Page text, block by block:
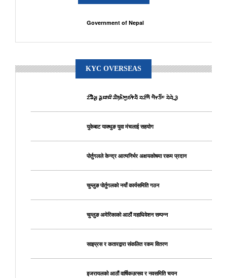
Government of Nepal
KYC OVERSEAS
ᤁᤡᤕᤠᤆᤢ ᤕᤢᤀᤣᤀᤡ ᤑᤥ᤹ᤌᤥᤛᤢᤎᤡᤶᤔᤠ ᤔᤏᤡᤛᤠ ᤗᤠᤶᤍᤠ᤺ᤰ ᤔᤧᤔᤧᤳᤋᤢ
युकेबाट याक्थुङ युवा मंचलाई सहयोग
पोर्तुगलले केन्द्र आत्मनिर्भर अक्षयकोषमा रकम प्रदान
चुम्लुङ पोर्तुगलको नयाँ कार्यसमिति गठन
चुम्लुङ अमेरिकाको आठौं महाधिवेशन सम्पन्न
साइप्रस र कतारद्वारा संकलित रकम वितरण
इजरायलको आठौं वार्षिकउत्सव र नवसमिति चयन